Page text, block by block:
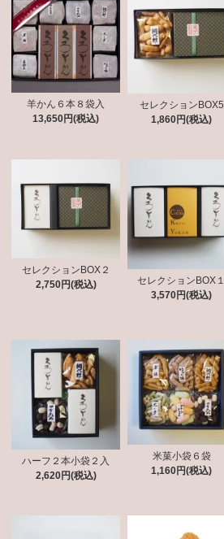
羊かん６本８袋入
13,650円(税込)
セレクションBOX5
1,860円(税込)
セレクションBOX２
2,750円(税込)
セレクションBOX１
3,570円(税込)
ハーフ２本小袋２入
2,620円(税込)
米菓小袋６袋
1,160円(税込)